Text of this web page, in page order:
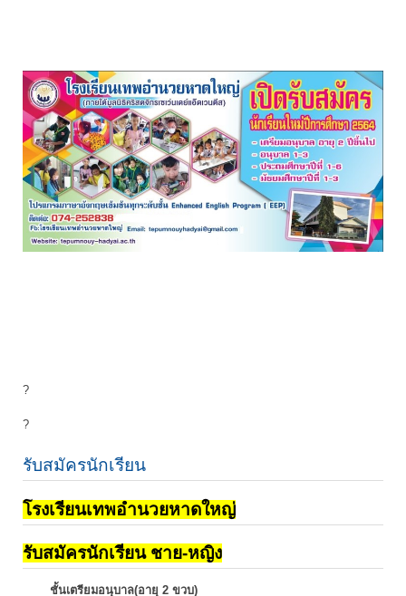
?
?
รับสมัครนักเรียน
โรงเรียนเทพอำนวยหาดใหญ่
รับสมัครนักเรียน ชาย-หญิง
ชั้นเตรียมอนุบาล(อายุ 2 ขวบ)